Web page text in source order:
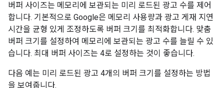
버퍼 사이즈는 메모리에 보관되는 미리 로드된 광고 수를 제어
합니다. 기본적으로 Google은 메모리 사용량과 광고 게재 지연
시간을 균형 있게 조정하도록 버퍼 크기를 최적화합니다. 맞춤
버퍼 크기를 설정하여 메모리에 보관되는 광고 수를 늘릴 수 있
습니다. 최대 버퍼 사이즈는 4로 설정하는 것이 좋습니다.
다음 예는 미리 로드된 광고 4개의 버퍼 크기를 설정하는 방법
을 보여줍니다.